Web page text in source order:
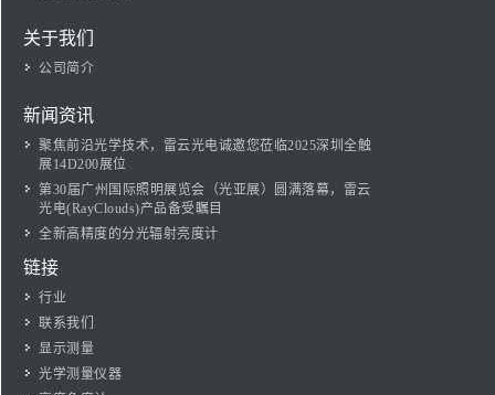
关于我们
公司简介
新闻资讯
聚焦前沿光学技术，雷云光电诚邀您莅临2025深圳全触
展14D200展位
第30届广州国际照明展览会（光亚展）圆满落幕，雷云
光电(RayClouds)产品备受瞩目
全新高精度的分光辐射亮度计
链接
行业
联系我们
显示测量
光学测量仪器